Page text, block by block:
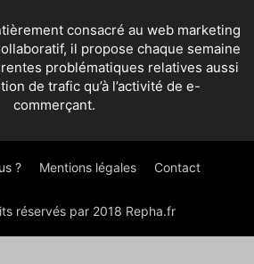
consacré au web marketing
il propose chaque semaine
problématiques relatives aussi
de trafic qu’à l’activité de e-
commerçant.
? Mentions légales Contact
réservés par 2018 Repha.fr